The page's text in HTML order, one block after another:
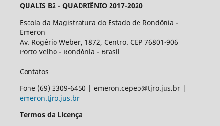
QUALIS B2 - QUADRIÊNIO 2017-2020
Escola da Magistratura do Estado de Rondônia -
Emeron
Av. Rogério Weber, 1872, Centro. CEP 76801-906
Porto Velho - Rondônia - Brasil
Contatos
Fone (69) 3309-6450 | emeron.cepep@tjro.jus.br |
emeron.tjro.jus.br
Termos da Licença